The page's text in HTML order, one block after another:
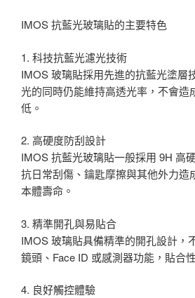
IMOS 抗藍光玻璃貼的主要特色
1. 科技抗藍光濾光技術
IMOS 玻璃貼採用先進的抗藍光塗層
光的同時仍能維持高透光率，不會造
低。
2. 高硬度防刮設計
IMOS 抗藍光玻璃貼一般採用 9H 高
抗日常刮傷、鑰匙摩擦與其他外力造
本體壽命。
3. 精準開孔與易貼合
IMOS 玻璃貼具備精準的開孔設計，
鏡頭、Face ID 或感測器功能，貼合
4. 良好觸控體驗